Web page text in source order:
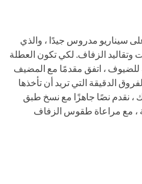
سيناريو مدروس جيدًا ، والذي
الزفاف. لكي تكون العطلة
للضيوف ، اتفق مقدمًا مع المضيف
الدقيقة التي تريد أن تأخذها
، نقدم نصًا جاهزًا مع نسخ طبق
، مع مراعاة طقوس الزفاف